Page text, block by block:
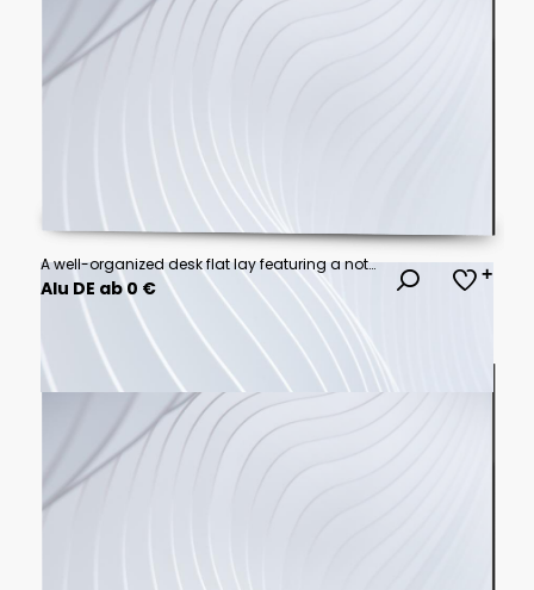
A well-organized desk flat lay featuring a notepad with meeting notes, two pens, and a succulent plant.
Alu DE ab 0 €